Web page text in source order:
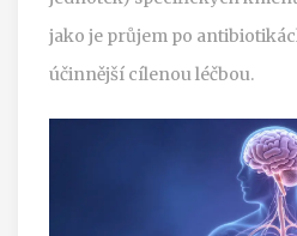
jako je průjem po
účinnější cílenou léčbou.